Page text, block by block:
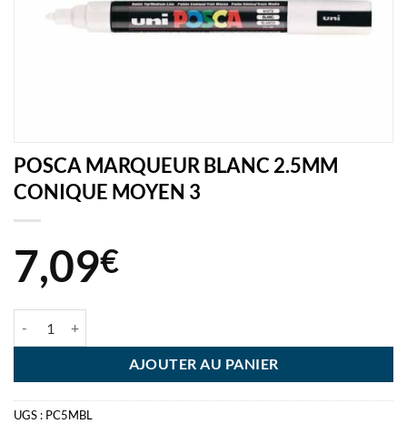
POSCA MARQUEUR BLANC 2.5MM
CONIQUE MOYEN 3
7,09€
AJOUTER AU PANIER
UGS : PC5MBL